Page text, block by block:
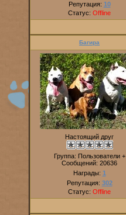
Репутация: 10
Статус: Offline
Багира
Настоящий друг
Группа: Пользователи +
Сообщений: 20636
Награды: 1
Репутация: 302
Статус: Offline